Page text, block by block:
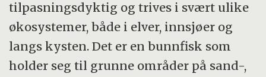
tilpasningsdyktig og trives i svært ulike
økosystemer, både i elver, innsjøer og
langs kysten. Det er en bunnfisk som
holder seg til grunne områder på sand-,